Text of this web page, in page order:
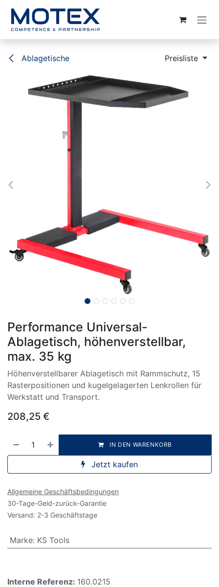
Ablagetische Preisliste
Performance Universal-
Ablagetisch, höhenverstellbar,
max. 35 kg
Höhenverstellbarer Ablagetisch mit Rammschutz, 15
Rasterpositionen und kugelgelagerten Lenkrollen für
Werkstatt und Transport.
208,25 €
IN DEN WARENKORB
Jetzt kaufen
Allgemeine Geschäftsbedingungen
30-Tage-Geld-zurück-Garantie
Versand: 2-3 Geschäftstage
Marke: KS Tools
Interne Referenz: 160.0215